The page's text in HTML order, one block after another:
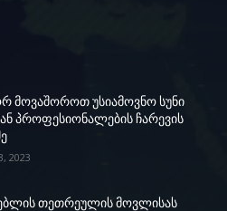
მოვაშოროთ უსიამოვნო სუნი
პროფესიონალების ჩარევის
2023
თეთრეულის მოვლისას